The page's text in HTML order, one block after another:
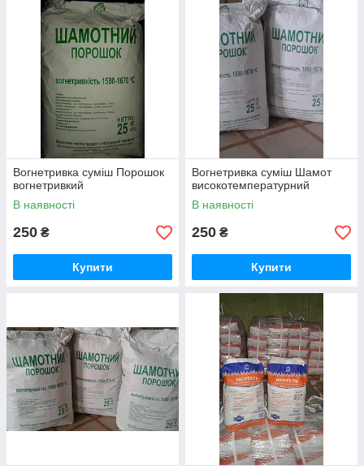
Вогнетривка суміш Порошок
вогнетривкий
В наявності
250 ₴
Купити
Вогнетривка суміш Шамот
високотемпературний
В наявності
250 ₴
Купити